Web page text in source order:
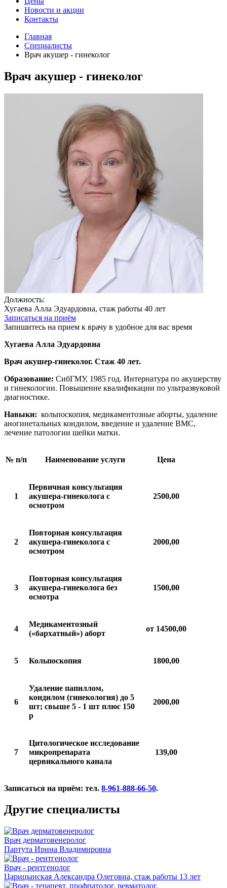
Новости и акции
Контакты
Главная
Специалисты
Врач акушер - гинеколог
Врач акушер - гинеколог
Должность:
Хугаева Алла Эдуардовна, стаж работы 40 лет
Записаться на приём
Запишитесь на прием к врачу в удобное для вас время
Хугаева Алла Эдуардовна
Врач акушер-гинеколог. Стаж 40 лет.
Образование: СибГМУ, 1985 год. Интернатура по акушерству
и гинекологии. Повышение квалификации по ультразвуковой
диагностике.
Навыки: кольпоскопия, медикаментозные аборты, удаление
аногинетальных кондилом, введение и удаление ВМС,
лечение патологии шейки матки.
№ п/п Наименование услуги Цена
1
Первичная консультация
акушера-гинеколога с
осмотром
2500,00
2
Повторная консультация
акушера-гинеколога с
осмотром
2000,00
3
Повторная консультация
акушера-гинеколога без
осмотра
1500,00
4
Медикаментозный
(«бархатный») аборт
от 14500,00
5 Кольпоскопия 1800,00
6
Удаление папиллом,
кондилом (гинекология) до 5
шт; свыше 5 - 1 шт плюс 150
р
2000,00
7
Цитологическое исследование
микропрепарата
цервикального канала
139,00
Записаться на приём: тел. 8-961-888-66-50.
Другие специалисты
Врач дерматовенеролог
Партута Ирина Владимировна
Врач - рентгенолог
Царицынская Александра Олеговна, стаж работы 13 лет